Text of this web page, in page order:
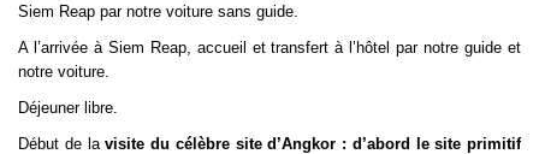
Siem Reap par notre voiture sans guide.
A l’arrivée à Siem Reap, accueil et transfert à l’hôtel par notre guide et
notre voiture.
Déjeuner libre.
Début de lavisite du célèbre site d’Angkor : d’abord le site primitif